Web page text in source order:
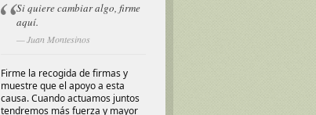
Si quiere cambiar algo, firme
aquí.
Juan Montesinos
Firme la recogida de firmas y
muestre que el apoyo a esta
causa. Cuando actuamos juntos
tendremos más fuerza y mayor